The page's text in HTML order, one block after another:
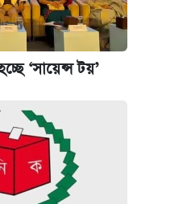
জানা গেল যা
দাম (৪ আগস্ট)
(৬ আগস্ট)
ঢাবির কয়েকজন শিক্ষকের
‘সায়েন্স টয়’